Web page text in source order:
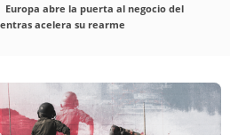
Europa abre la puerta al negocio del
acelera su rearme